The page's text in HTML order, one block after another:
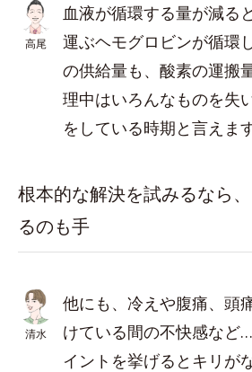
高尾
血液が循環する量が減る
運ぶヘモグロビンが循環
の供給量も、酸素の運搬
理中はいろんなものを失
をしている時期と言えます
根本的な解決を試みるなら
るのも手
清水
他にも、冷えや腹痛、頭
けている間の不快感など
イントを挙げるとキリが